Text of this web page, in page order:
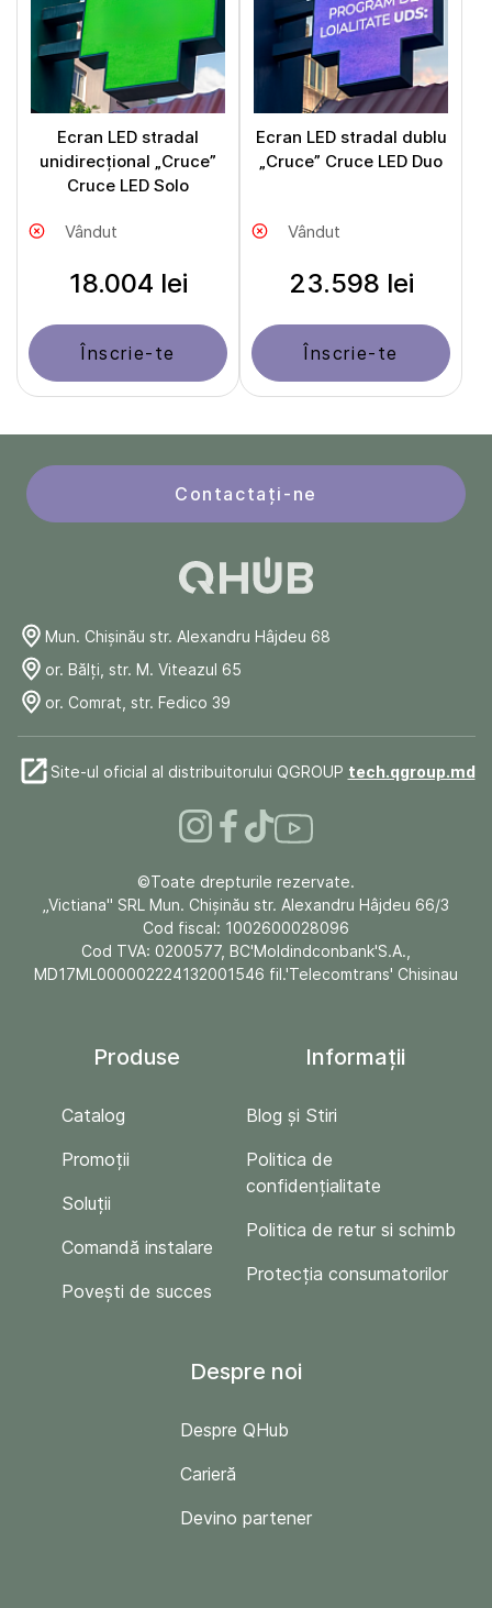
Ecran LED stradal
unidirecțional „Cruce”
Cruce LED Solo
Vândut
18.004 lei
Înscrie-te
Ecran LED stradal dublu
„Cruce” Cruce LED Duo
Vândut
23.598 lei
Înscrie-te
Contactați-ne
Mun. Chişinău str. Alexandru Hâjdeu 68
or. Bălți, str. M. Viteazul 65
or. Comrat, str. Fedico 39
Site-ul oficial al distribuitorului QGROUP tech.qgroup.md
©Toate drepturile rezervate.
„Victiana" SRL Mun. Chişinău str. Alexandru Hâjdeu 66/3
Cod fiscal: 1002600028096
Cod TVA: 0200577, BC'Moldindconbank'S.A.,
MD17ML000002224132001546 fil.'Telecomtrans' Chisinau
Produse
Catalog
Promoții
Soluții
Comandă instalare
Povești de succes
Informații
Blog și Stiri
Politica de
confidențialitate
Politica de retur si schimb
Protecția consumatorilor
Despre noi
Despre QHub
Carieră
Devino partener